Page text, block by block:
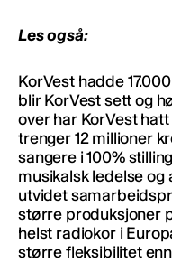
Les også:
KorVest hadde
blir KorVest sett og
over har KorVest
trenger 12 millioner
sangere i 100%
musikalsk ledelse og
utvidet
større produksjoner
helst radiokor i
større fleksibilitet